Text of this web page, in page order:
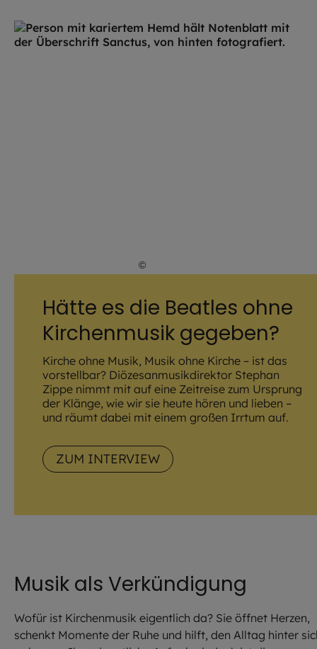
©
Hätte es die Beatles ohne
Kirchenmusik gegeben?
Kirche ohne Musik, Musik ohne Kirche – ist das
vorstellbar? Diözesanmusikdirektor Stephan
Zippe nimmt mit auf eine Zeitreise zum Ursprung
der Klänge, wie wir sie heute hören und lieben –
und räumt dabei mit einem großen Irrtum auf.
ZUM INTERVIEW
Musik als Verkündigung
Wofür ist Kirchenmusik eigentlich da? Sie öffnet Herzen,
schenkt Momente der Ruhe und hilft, den Alltag hinter